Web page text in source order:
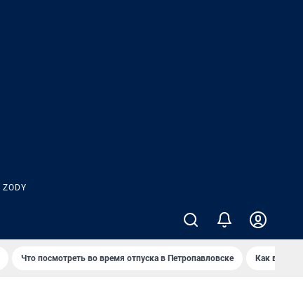
ZODY
Что посмотреть во время отпуска в Петропавловске Как